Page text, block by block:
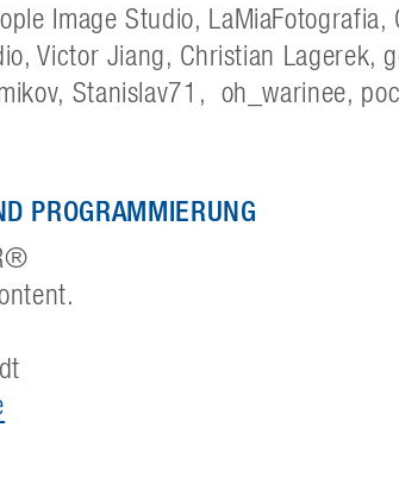
Image Studio,
Victor Jiang, Christian Lagerek,
Stanislav71, oh_warinee,
PROGRAMMIERUNG